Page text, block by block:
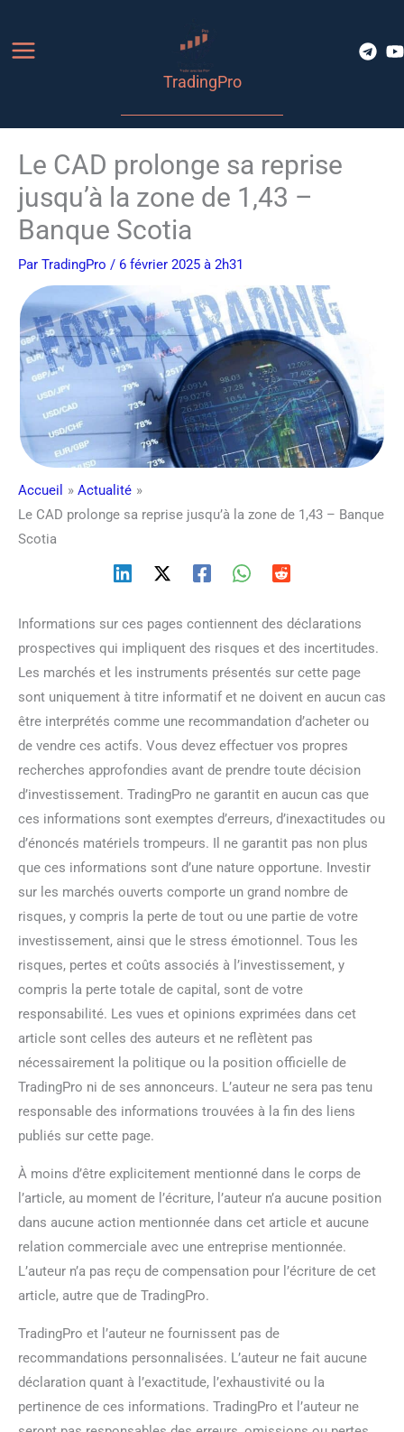
contenu
TradingPro
Le CAD prolonge sa reprise
jusqu’à la zone de 1,43 –
Banque Scotia
Par TradingPro / 6 février 2025 à 2h31
Accueil
Actualité
Le CAD prolonge sa reprise jusqu’à la zone de 1,43 – Banque
Scotia
Informations sur ces pages contiennent des déclarations
prospectives qui impliquent des risques et des incertitudes.
Les marchés et les instruments présentés sur cette page
sont uniquement à titre informatif et ne doivent en aucun cas
être interprétés comme une recommandation d’acheter ou
de vendre ces actifs. Vous devez effectuer vos propres
recherches approfondies avant de prendre toute décision
d’investissement. TradingPro ne garantit en aucun cas que
ces informations sont exemptes d’erreurs, d’inexactitudes ou
d’énoncés matériels trompeurs. Il ne garantit pas non plus
que ces informations sont d’une nature opportune. Investir
sur les marchés ouverts comporte un grand nombre de
risques, y compris la perte de tout ou une partie de votre
investissement, ainsi que le stress émotionnel. Tous les
risques, pertes et coûts associés à l’investissement, y
compris la perte totale de capital, sont de votre
responsabilité. Les vues et opinions exprimées dans cet
article sont celles des auteurs et ne reflètent pas
nécessairement la politique ou la position officielle de
TradingPro ni de ses annonceurs. L’auteur ne sera pas tenu
responsable des informations trouvées à la fin des liens
publiés sur cette page.
À moins d’être explicitement mentionné dans le corps de
l’article, au moment de l’écriture, l’auteur n’a aucune position
dans aucune action mentionnée dans cet article et aucune
relation commerciale avec une entreprise mentionnée.
L’auteur n’a pas reçu de compensation pour l’écriture de cet
article, autre que de TradingPro.
TradingPro et l’auteur ne fournissent pas de
recommandations personnalisées. L’auteur ne fait aucune
déclaration quant à l’exactitude, l’exhaustivité ou la
pertinence de ces informations. TradingPro et l’auteur ne